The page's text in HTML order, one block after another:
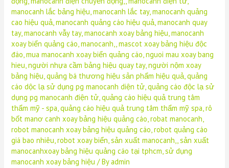
manocanh lắc bảng hiệu ,manocanh lắc tay,manocanh quảng
cao hiệu quả ,manocanh quảng cáo hiệu quả ,manocanh quay
tay,manocanh vẫy tay,manocanh xoay bảng hiệu ,manocanh
xoay biển quảng cáo ,manocanh, ,mascot xoay bảng hiệu độc
đáo ,mua manocanh xoay biển quảng cáo ,nguoi mau xoay bang
hieu ,người nhựa cầm bảng hiệu quay tay,người nộm xoay
bảng hiệu ,quảng bá thương hiệu sản phẩm hiệu quả ,quảng
cáo dộc lạ sử dụng pg manocanh diện tử ,quảng cáo độc lạ sử
dụng pg manocanh điện tử ,quảng cáo hiệu quả trung tâm
thẩm mỹ - spa ,quảng cáo hiệu quả trung tâm thẩm mỹ spa ,rô
bốt manơ canh xoay bảng hiệu quảng cáo ,robat manocanh
robot manocanh xoay bảng hiệu quảng cáo ,robot quảng cáo
giá bao nhiêu ,robot xoay biển ,sản xuất manocanh, ,sản xuất
manocanhxoay bảng hiệu quảng cáo tại tphcm ,sử dụng
manocanh xoay bảng hiệu / Byadmin